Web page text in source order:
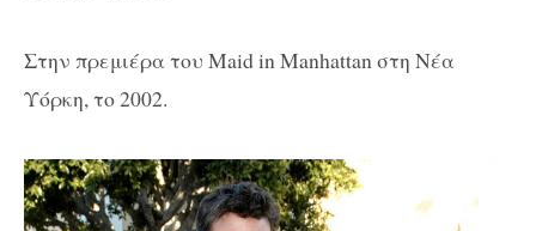
Στην πρεμιέρα του Maid in Manhattan στη Νέα
Υόρκη, το 2002.